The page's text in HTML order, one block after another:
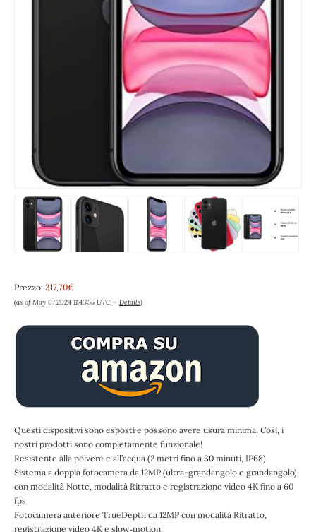
Prezzo: 317,70€
(as of May 07,2024 11:43:55 UTC – Details)
Questi dispositivi sono esposti e possono avere usura minima. Così, i
nostri prodotti sono completamente funzionale!
Resistente alla polvere e all’acqua (2 metri fino a 30 minuti, IP68)
Sistema a doppia fotocamera da 12MP (ultra-grandangolo e grandangolo)
con modalità Notte, modalità Ritratto e registrazione video 4K fino a 60
fps
Fotocamera anteriore TrueDepth da 12MP con modalità Ritratto,
registrazione video 4K e slow‐motion